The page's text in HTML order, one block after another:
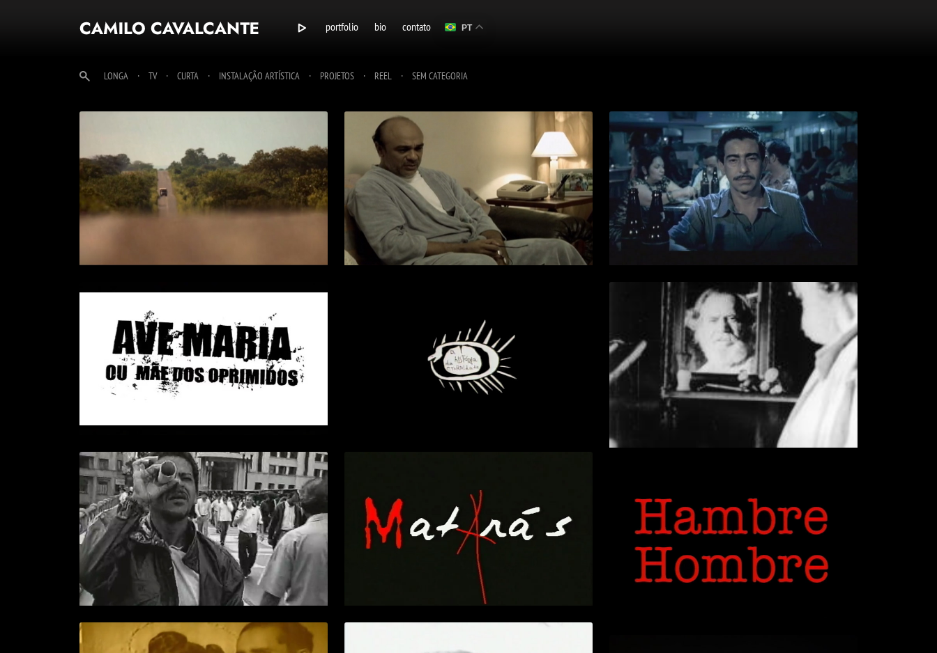
portfolio bio contato PT
LONGA · TV · CURTA · INSTALAÇÃO ARTÍSTICA · PROJETOS · REEL · SEM CATEGORIA
SERTANEJOS
> VÍDEO + INFO
O PRESIDENTE DOS ESTADOS
> VÍDEO + INFO
RAPSÓDIA PARA UM HOMEM
COMUM
> VÍDEO + INFO
OPRIMIDOS
> VÍDEO + INFO
(CURTA-METRAGEM)
> VÍDEO + INFO
O VELHO, O MAR E O LAGO
(THE OLD MAN, THE SEA AND
THE LAKE)
> VÍDEO + INFO
LEVIATÃ
> VÍDEO + INFO + INFO
> VÍDEO + INFO
AMORTE